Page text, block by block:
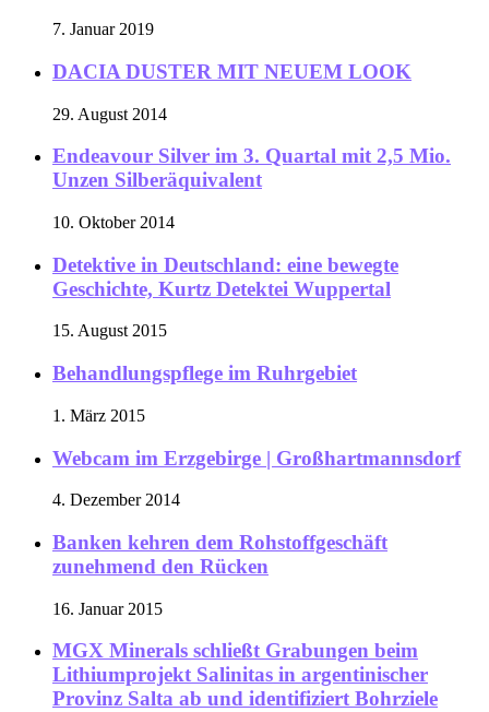
7. Januar 2019
DACIA DUSTER MIT NEUEM LOOK
29. August 2014
Endeavour Silver im 3. Quartal mit 2,5 Mio.
Unzen Silberäquivalent
10. Oktober 2014
Detektive in Deutschland: eine bewegte
Geschichte, Kurtz Detektei Wuppertal
15. August 2015
Behandlungspflege im Ruhrgebiet
1. März 2015
Webcam im Erzgebirge | Großhartmannsdorf
4. Dezember 2014
Banken kehren dem Rohstoffgeschäft
zunehmend den Rücken
16. Januar 2015
MGX Minerals schließt Grabungen beim
Lithiumprojekt Salinitas in argentinischer
Provinz Salta ab und identifiziert Bohrziele